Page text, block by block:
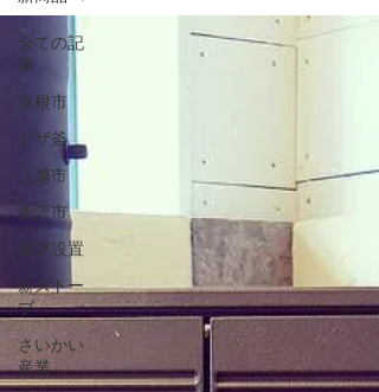
全ての記
事
東根市
ピザ釜
上越市
所沢市
煙突設置
薪ストー
ブ
さいかい
産業